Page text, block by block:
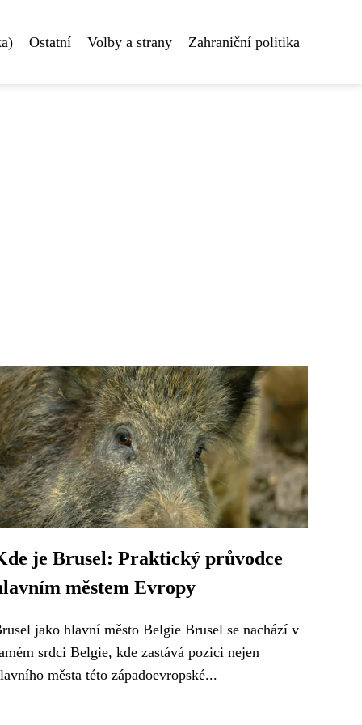
Ostatní Volby a strany Zahraniční politika
je Brusel: Praktický průvodce
městem Evropy
jako hlavní město Belgie Brusel se nachází v
srdci Belgie, kde zastává pozici nejen
města této západoevropské...